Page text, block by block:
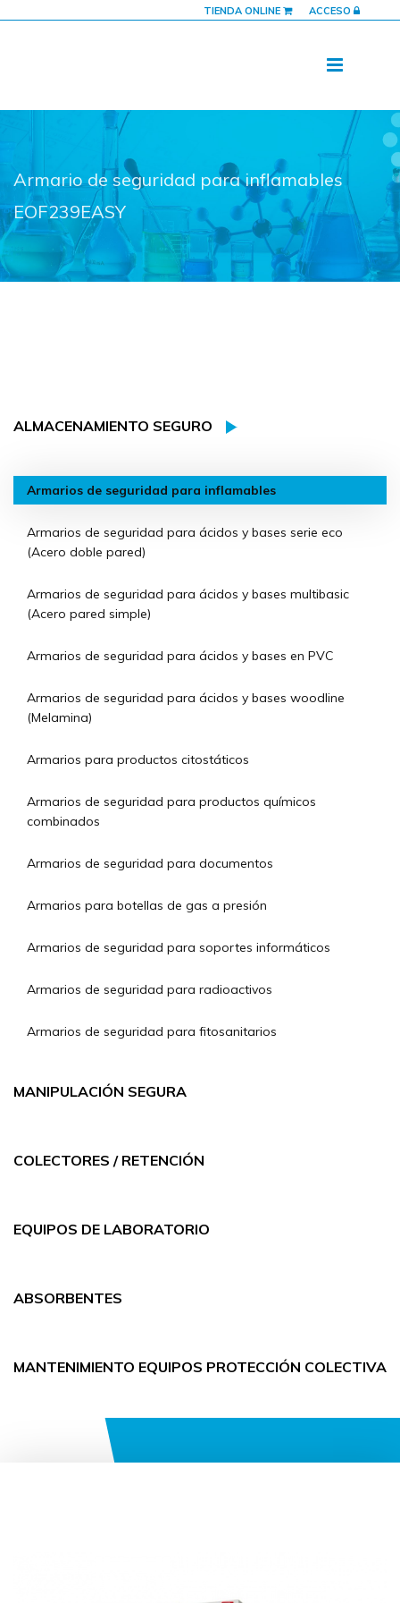
TIENDA ONLINE ACCESO
Armario de seguridad para inflamables
EOF239EASY
ALMACENAMIENTO SEGURO
Armarios de seguridad para inflamables
Armarios de seguridad para ácidos y bases serie eco
(Acero doble pared)
Armarios de seguridad para ácidos y bases multibasic
(Acero pared simple)
Armarios de seguridad para ácidos y bases en PVC
Armarios de seguridad para ácidos y bases woodline
(Melamina)
Armarios para productos citostáticos
Armarios de seguridad para productos químicos
combinados
Armarios de seguridad para documentos
Armarios para botellas de gas a presión
Armarios de seguridad para soportes informáticos
Armarios de seguridad para radioactivos
Armarios de seguridad para fitosanitarios
MANIPULACIÓN SEGURA
COLECTORES / RETENCIÓN
EQUIPOS DE LABORATORIO
ABSORBENTES
MANTENIMIENTO EQUIPOS PROTECCIÓN COLECTIVA